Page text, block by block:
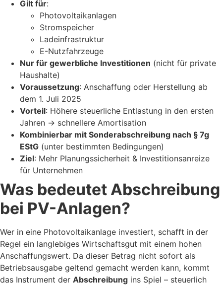
Gilt für:
Photovoltaikanlagen
Stromspeicher
Ladeinfrastruktur
E-Nutzfahrzeuge
Nur für gewerbliche Investitionen (nicht für private
Haushalte)
Voraussetzung: Anschaffung oder Herstellung ab
dem 1. Juli 2025
Vorteil: Höhere steuerliche Entlastung in den ersten
Jahren → schnellere Amortisation
Kombinierbar mit Sonderabschreibung nach § 7g
EStG (unter bestimmten Bedingungen)
Ziel: Mehr Planungssicherheit & Investitionsanreize
für Unternehmen
Was bedeutet Abschreibung
bei PV-Anlagen?
Wer in eine Photovoltaikanlage investiert, schafft in der
Regel ein langlebiges Wirtschaftsgut mit einem hohen
Anschaffungswert. Da dieser Betrag nicht sofort als
Betriebsausgabe geltend gemacht werden kann, kommt
das Instrument der Abschreibung ins Spiel – steuerlich